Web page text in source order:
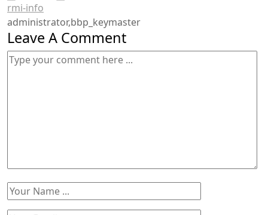
rmi-info
administrator,bbp_keymaster
Leave A Comment